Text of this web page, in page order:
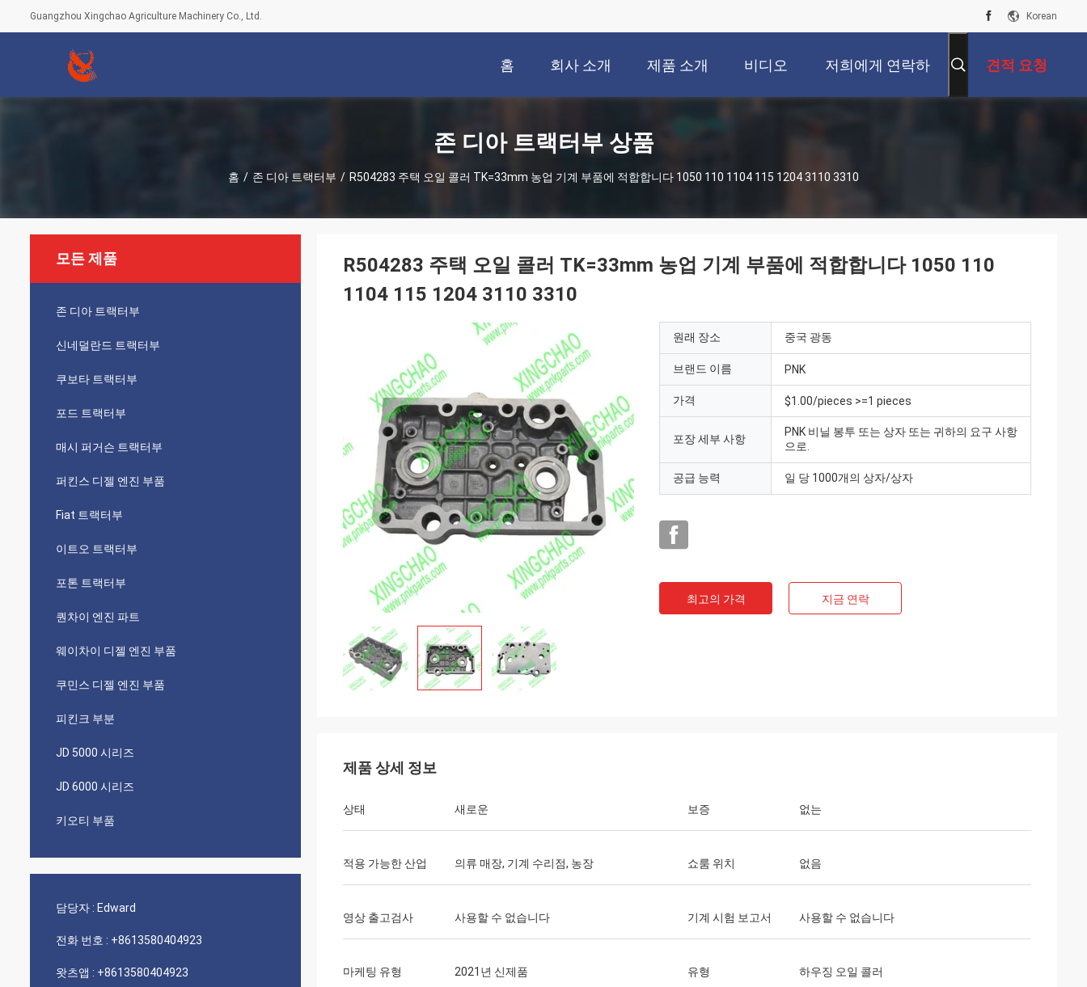
Guangzhou Xingchao Agriculture Machinery Co., Ltd. Korean
홈 회사 소개 제품 소개 비디오 저희에게 연락하 견적 요청
존 디아 트랙터부 상품
홈 / 존 디아 트랙터부 / R504283 주택 오일 콜러 TK=33mm 농업 기계 부품에 적합합니다 1050 110 1104 115 1204 3110 3310
모든 제품
존 디아 트랙터부
신네덜란드 트랙터부
쿠보타 트랙터부
포드 트랙터부
매시 퍼거슨 트랙터부
퍼킨스 디젤 엔진 부품
Fiat 트랙터부
이트오 트랙터부
포톤 트랙터부
퀀차이 엔진 파트
웨이차이 디젤 엔진 부품
쿠민스 디젤 엔진 부품
피킨크 부분
JD 5000 시리즈
JD 6000 시리즈
키오티 부품
담당자 : Edward
전화 번호 : +8613580404923
왓츠앱 : +8613580404923
R504283 주택 오일 콜러 TK=33mm 농업 기계 부품에 적합합니다 1050 110
1104 115 1204 3110 3310
원래 장소 중국 광동
브랜드 이름 PNK
가격 $1.00/pieces >=1 pieces
포장 세부 사항
PNK 비닐 봉투 또는 상자 또는 귀하의 요구 사항
으로.
공급 능력 일 당 1000개의 상자/상자
최고의 가격 지금 연락
제품 상세 정보
상태 새로운 보증 없는
적용 가능한 산업 의류 매장, 기계 수리점, 농장 쇼룸 위치 없음
영상 출고검사 사용할 수 없습니다 기계 시험 보고서 사용할 수 없습니다
마케팅 유형 2021년 신제품 유형 하우징 오일 콜러